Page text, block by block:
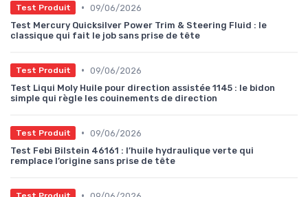
Test Produit • 09/06/2026
Test Mercury Quicksilver Power Trim & Steering Fluid : le
classique qui fait le job sans prise de tête
Test Produit • 09/06/2026
Test Liqui Moly Huile pour direction assistée 1145 : le bidon
simple qui règle les couinements de direction
Test Produit • 09/06/2026
Test Febi Bilstein 46161 : l’huile hydraulique verte qui
remplace l’origine sans prise de tête